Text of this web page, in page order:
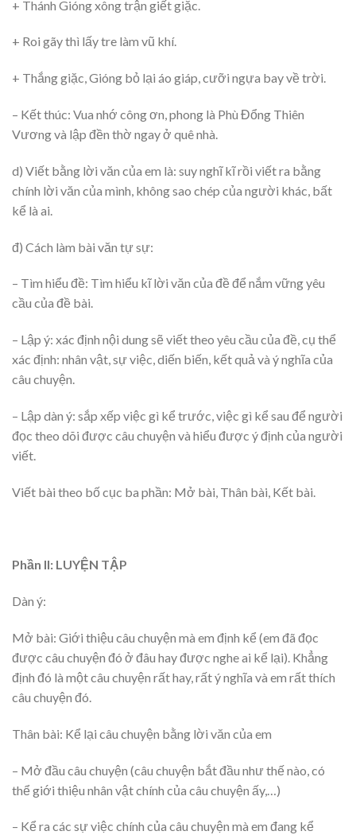
+ Thánh Gióng xông trận giết giặc.
+ Roi gãy thì lấy tre làm vũ khí.
+ Thắng giặc, Gióng bỏ lại áo giáp, cưỡi ngựa bay về trời.
– Kết thúc: Vua nhớ công ơn, phong là Phù Đổng Thiên
Vương và lập đền thờ ngay ở quê nhà.
d) Viết bằng lời văn của em là: suy nghĩ kĩ rồi viết ra bằng
chính lời văn của mình, không sao chép của người khác, bất
kể là ai.
đ) Cách làm bài văn tự sự:
– Tìm hiểu đề: Tìm hiểu kĩ lời văn của đề để nắm vững yêu
cầu của đề bài.
– Lập ý: xác định nội dung sẽ viết theo yêu cầu của đề, cụ thể
xác định: nhân vật, sự việc, diến biến, kết quả và ý nghĩa của
câu chuyện.
– Lập dàn ý: sắp xếp việc gì kể trước, việc gì kể sau để người
đọc theo dõi được câu chuyện và hiểu được ý định của người
viết.
Viết bài theo bố cục ba phần: Mở bài, Thân bài, Kết bài.
Phần II: LUYỆN TẬP
Dàn ý:
Mở bài: Giới thiệu câu chuyện mà em định kể (em đã đọc
được câu chuyện đó ở đâu hay được nghe ai kể lại). Khẳng
định đó là một câu chuyện rất hay, rất ý nghĩa và em rất thích
câu chuyện đó.
Thân bài: Kể lại câu chuyện bằng lời văn của em
– Mở đầu câu chuyện (câu chuyện bắt đầu như thế nào, có
thể giới thiệu nhân vật chính của câu chuyện ấy,…)
– Kể ra các sự việc chính của câu chuyện mà em đang kể